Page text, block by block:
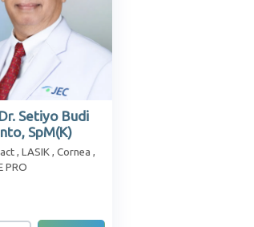
Setiyo Budi
SpM(K)
, LASIK , Cornea ,
PRO